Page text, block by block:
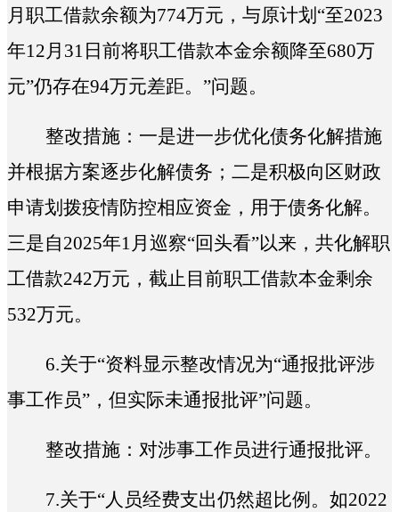
月职工借款余额为774万元，与原计划“至2023
年12月31日前将职工借款本金余额降至680万
元”仍存在94万元差距。 ”问题。
整改措施：一是进一步优化债务化解措施
并根据方案逐步化解债务；二是积极向区财政
申请划拨疫情防控相应资金，用于债务化解。
三是自2025年1月巡察“回头看”以来，共化解职
工借款242万元，截止目前职工借款本金剩余
532万元。
6.关于“资料显示整改情况为“通报批评涉
事工作员”，但实际未通报批评”问题。
整改措施： 对涉事工作员进行通报批评。
7.关于“人员经费支出仍然超比例。如2022